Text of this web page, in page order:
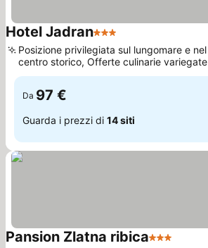
Hotel Jadran3 Stelle
Posizione privilegiata sul lungomare e nel
centro storico, Offerte culinarie variegate
Da 97 €
Guarda i prezzi di 14 siti
Pansion Zlatna ribica3 Stelle